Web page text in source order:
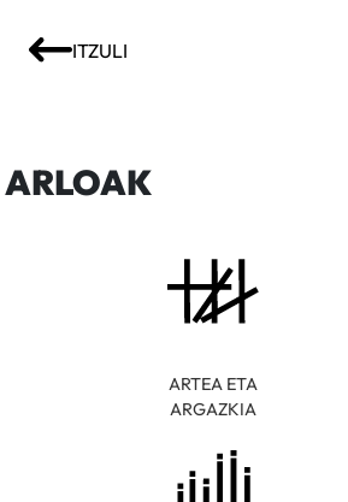
ITZULI
ARLOAK
ARTEA ETA
ARGAZKIA